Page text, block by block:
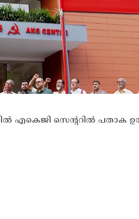
എകെജി സെന്ററിൽ പതാക